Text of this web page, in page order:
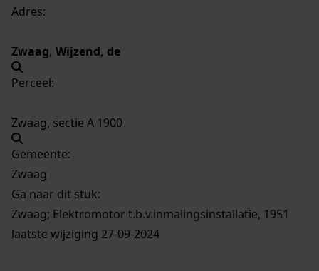
Adres:
Zwaag, Wijzend, de
Perceel:
Zwaag, sectie A 1900
Gemeente:
Zwaag
Ga naar dit stuk:
Zwaag; Elektromotor t.b.v.inmalingsinstallatie, 1951
laatste wijziging 27-09-2024